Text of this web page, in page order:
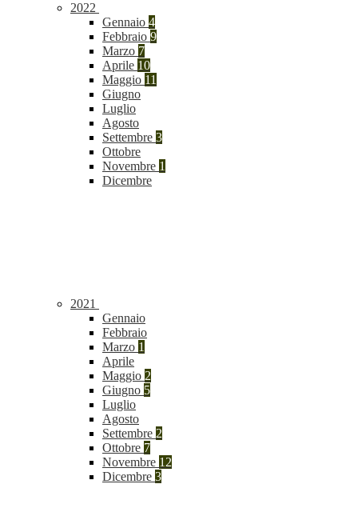
2022
Gennaio 4
Febbraio 9
Marzo 7
Aprile 10
Maggio 11
Giugno
Luglio
Agosto
Settembre 3
Ottobre
Novembre 1
Dicembre
2021
Gennaio
Febbraio
Marzo 1
Aprile
Maggio 2
Giugno 5
Luglio
Agosto
Settembre 2
Ottobre 7
Novembre 12
Dicembre 3